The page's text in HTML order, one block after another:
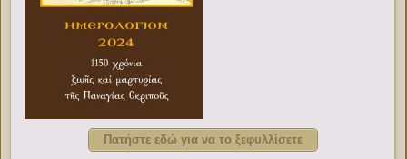
Πατήστε εδώ για να το ξεφυλλίσετε